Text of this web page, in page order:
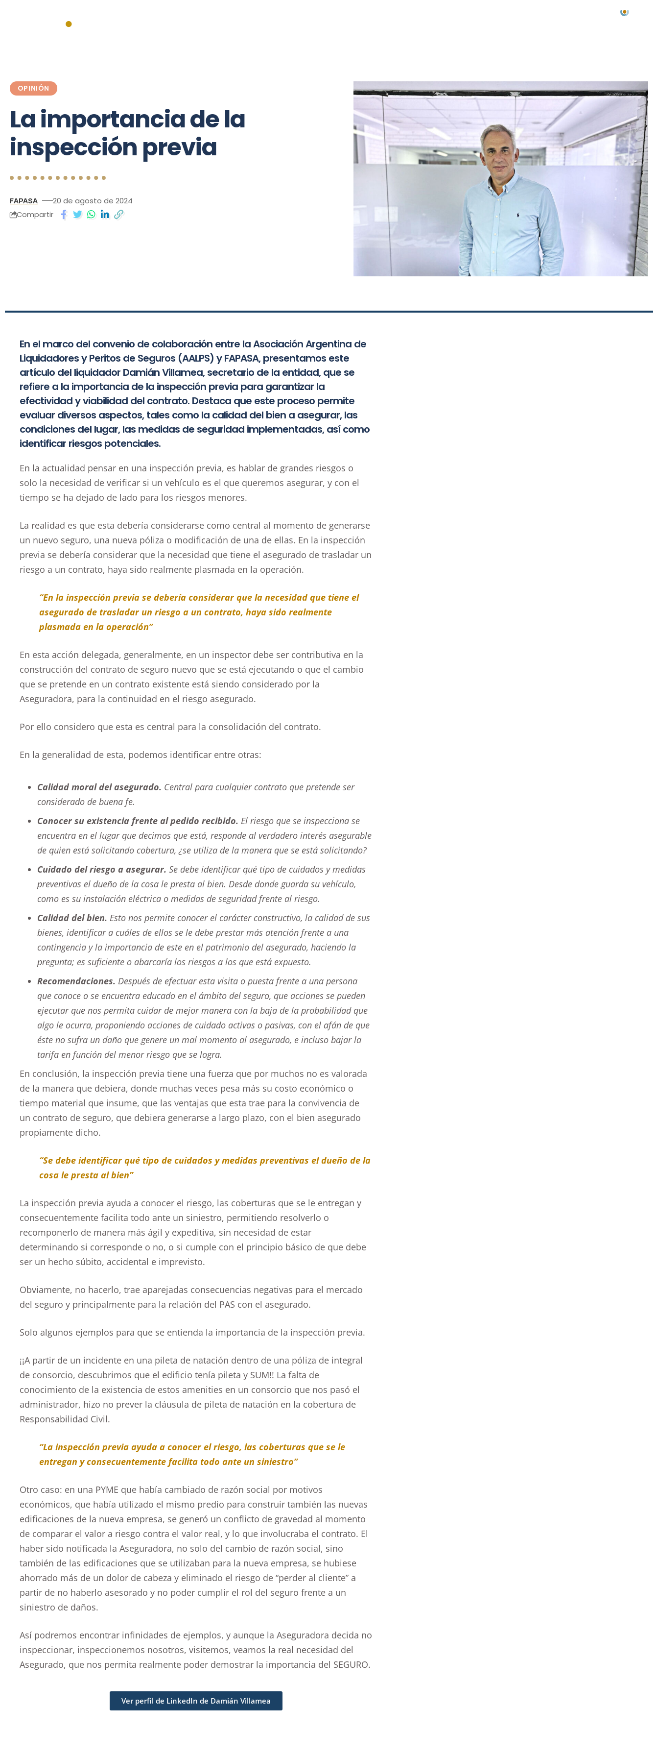
OPINIÓN
La importancia de la
inspección previa
FAPASA 20 de agosto de 2024
Compartir
En el marco del convenio de colaboración entre la Asociación Argentina de
Liquidadores y Peritos de Seguros (AALPS) y FAPASA, presentamos este
artículo del liquidador Damián Villamea, secretario de la entidad, que se
refiere a la importancia de la inspección previa para garantizar la
efectividad y viabilidad del contrato. Destaca que este proceso permite
evaluar diversos aspectos, tales como la calidad del bien a asegurar, las
condiciones del lugar, las medidas de seguridad implementadas, así como
identificar riesgos potenciales.
En la actualidad pensar en una inspección previa, es hablar de grandes riesgos o
solo la necesidad de verificar si un vehículo es el que queremos asegurar, y con el
tiempo se ha dejado de lado para los riesgos menores.
La realidad es que esta debería considerarse como central al momento de generarse
un nuevo seguro, una nueva póliza o modificación de una de ellas. En la inspección
previa se debería considerar que la necesidad que tiene el asegurado de trasladar un
riesgo a un contrato, haya sido realmente plasmada en la operación.
“En la inspección previa se debería considerar que la necesidad que tiene el
asegurado de trasladar un riesgo a un contrato, haya sido realmente
plasmada en la operación”
En esta acción delegada, generalmente, en un inspector debe ser contributiva en la
construcción del contrato de seguro nuevo que se está ejecutando o que el cambio
que se pretende en un contrato existente está siendo considerado por la
Aseguradora, para la continuidad en el riesgo asegurado.
Por ello considero que esta es central para la consolidación del contrato.
En la generalidad de esta, podemos identificar entre otras:
Calidad moral del asegurado. Central para cualquier contrato que pretende ser
considerado de buena fe.
Conocer su existencia frente al pedido recibido. El riesgo que se inspecciona se
encuentra en el lugar que decimos que está, responde al verdadero interés asegurable
de quien está solicitando cobertura, ¿se utiliza de la manera que se está solicitando?
Cuidado del riesgo a asegurar. Se debe identificar qué tipo de cuidados y medidas
preventivas el dueño de la cosa le presta al bien. Desde donde guarda su vehículo,
como es su instalación eléctrica o medidas de seguridad frente al riesgo.
Calidad del bien. Esto nos permite conocer el carácter constructivo, la calidad de sus
bienes, identificar a cuáles de ellos se le debe prestar más atención frente a una
contingencia y la importancia de este en el patrimonio del asegurado, haciendo la
pregunta; es suficiente o abarcaría los riesgos a los que está expuesto.
Recomendaciones. Después de efectuar esta visita o puesta frente a una persona
que conoce o se encuentra educado en el ámbito del seguro, que acciones se pueden
ejecutar que nos permita cuidar de mejor manera con la baja de la probabilidad que
algo le ocurra, proponiendo acciones de cuidado activas o pasivas, con el afán de que
éste no sufra un daño que genere un mal momento al asegurado, e incluso bajar la
tarifa en función del menor riesgo que se logra.
En conclusión, la inspección previa tiene una fuerza que por muchos no es valorada
de la manera que debiera, donde muchas veces pesa más su costo económico o
tiempo material que insume, que las ventajas que esta trae para la convivencia de
un contrato de seguro, que debiera generarse a largo plazo, con el bien asegurado
propiamente dicho.
“Se debe identificar qué tipo de cuidados y medidas preventivas el dueño de la
cosa le presta al bien”
La inspección previa ayuda a conocer el riesgo, las coberturas que se le entregan y
consecuentemente facilita todo ante un siniestro, permitiendo resolverlo o
recomponerlo de manera más ágil y expeditiva, sin necesidad de estar
determinando si corresponde o no, o si cumple con el principio básico de que debe
ser un hecho súbito, accidental e imprevisto.
Obviamente, no hacerlo, trae aparejadas consecuencias negativas para el mercado
del seguro y principalmente para la relación del PAS con el asegurado.
Solo algunos ejemplos para que se entienda la importancia de la inspección previa.
¡¡A partir de un incidente en una pileta de natación dentro de una póliza de integral
de consorcio, descubrimos que el edificio tenía pileta y SUM!! La falta de
conocimiento de la existencia de estos amenities en un consorcio que nos pasó el
administrador, hizo no prever la cláusula de pileta de natación en la cobertura de
Responsabilidad Civil.
“La inspección previa ayuda a conocer el riesgo, las coberturas que se le
entregan y consecuentemente facilita todo ante un siniestro”
Otro caso: en una PYME que había cambiado de razón social por motivos
económicos, que había utilizado el mismo predio para construir también las nuevas
edificaciones de la nueva empresa, se generó un conflicto de gravedad al momento
de comparar el valor a riesgo contra el valor real, y lo que involucraba el contrato. El
haber sido notificada la Aseguradora, no solo del cambio de razón social, sino
también de las edificaciones que se utilizaban para la nueva empresa, se hubiese
ahorrado más de un dolor de cabeza y eliminado el riesgo de “perder al cliente” a
partir de no haberlo asesorado y no poder cumplir el rol del seguro frente a un
siniestro de daños.
Así podremos encontrar infinidades de ejemplos, y aunque la Aseguradora decida no
inspeccionar, inspeccionemos nosotros, visitemos, veamos la real necesidad del
Asegurado, que nos permita realmente poder demostrar la importancia del SEGURO.
Ver perfil de LinkedIn de Damián Villamea